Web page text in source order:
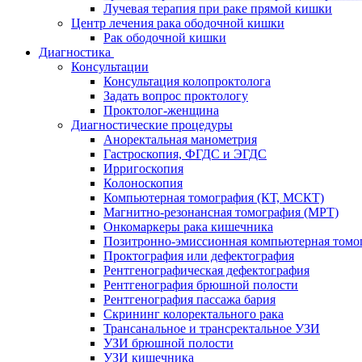
Лучевая терапия при раке прямой кишки
Центр лечения рака ободочной кишки
Рак ободочной кишки
Диагностика
Консультации
Консультация колопроктолога
Задать вопрос проктологу
Проктолог-женщина
Диагностические процедуры
Аноректальная манометрия
Гастроскопия, ФГДС и ЭГДС
Ирригоскопия
Колоноскопия
Компьютерная томография (КТ, МСКТ)
Магнитно-резонансная томография (МРТ)
Онкомаркеры рака кишечника
Позитронно-эмиссионная компьютерная
Проктография или дефектография
Рентгенографическая дефектография
Рентгенография брюшной полости
Рентгенография пассажа бария
Скрининг колоректального рака
Трансанальное и трансректальное УЗИ
УЗИ брюшной полости
УЗИ кишечника